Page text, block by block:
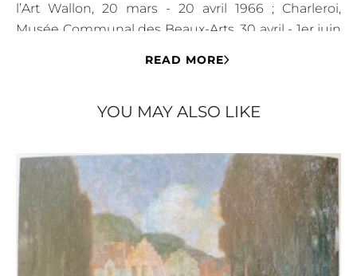
l’Art Wallon, 20 mars - 20 avril 1966 ; Charleroi,
Musée Communal des Beaux-Arts, 30 avril - 1er juin
Littérature
- LAOUREUX Denis (dir.),Anto-Carte. De terre
et de ciel
, Gand, Snoeck, 2022, ill. p. 8.
- VAN ZUYLEN Pascale (dir.), Anto-Carte.
Rétrospective (1886-1954), Bruxelles, Atelier
Ledoux Édition, 1996, ill. p. 8.
- MAMBOUR Joséeet al., Six peintres de
READ MORE
YOU MAY ALSO LIKE